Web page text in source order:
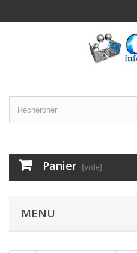
Panier (vide)
MENU